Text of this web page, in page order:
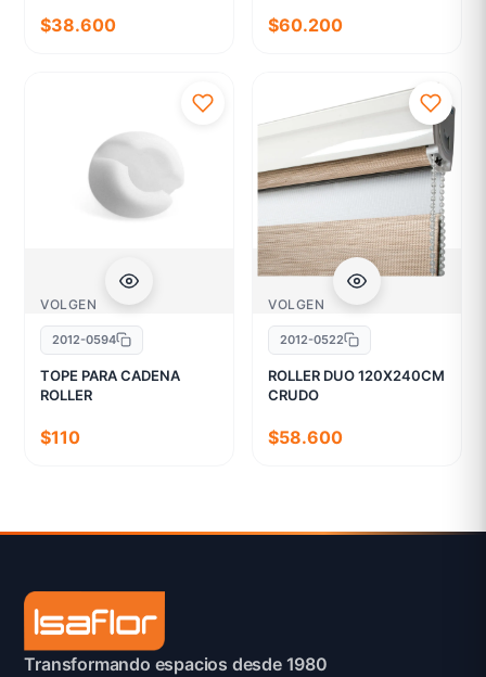
$38.600 $60.200
VOLGEN
2012-0594
TOPE PARA CADENA
ROLLER
$110
VOLGEN
2012-0522
ROLLER DUO 120X240CM
CRUDO
$58.600
Transformando espacios desde 1980